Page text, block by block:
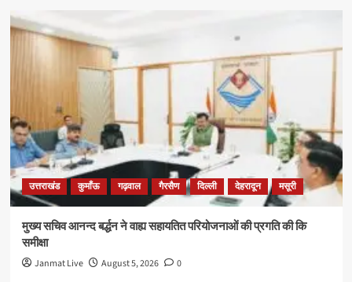
उत्तराखंड कुमाँऊ गढ़वाल गैरसैण दिल्ली देहरादून मसूरी
मुख्य सचिव आनन्द बर्द्धन ने वाह्य सहायतित परियोजनाओं की प्रगति की कि
समीक्षा
Janmat Live August 5, 2026 0